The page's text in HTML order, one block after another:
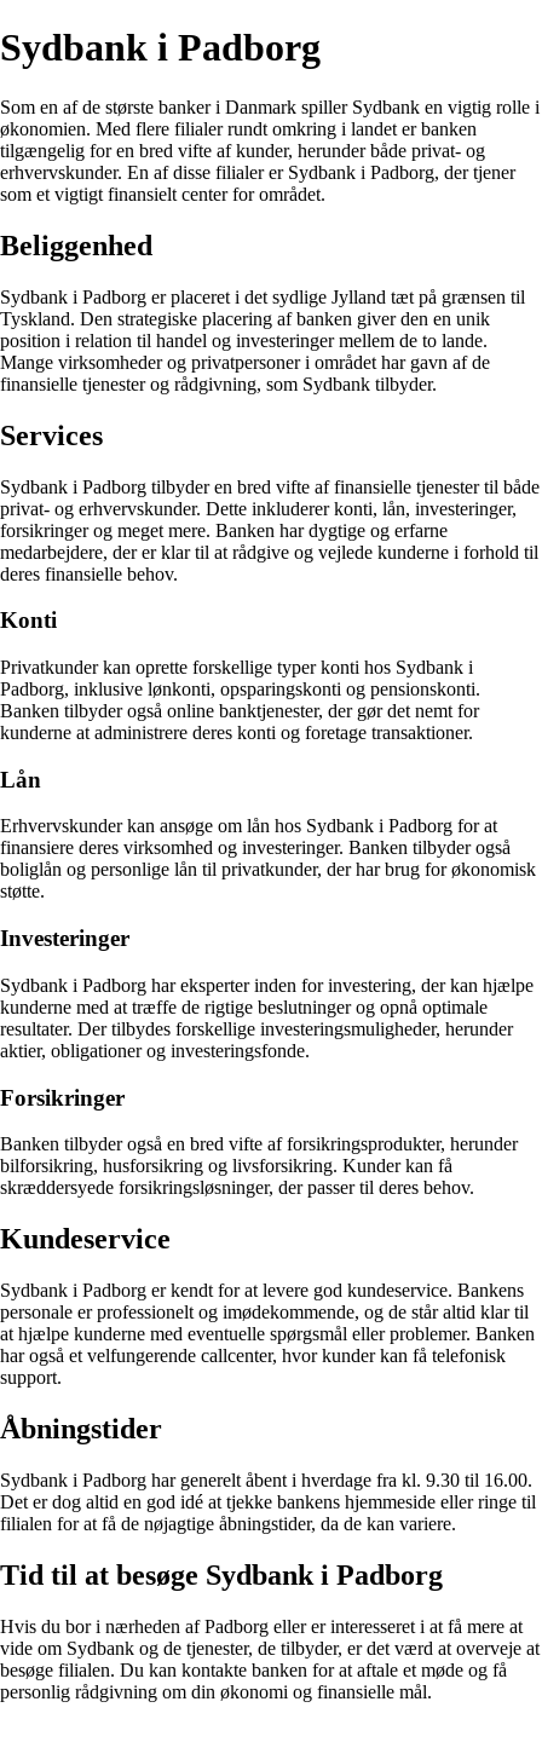
Sydbank i Padborg
Som en af de største banker i Danmark spiller Sydbank en vigtig rolle i
økonomien. Med flere filialer rundt omkring i landet er banken
tilgængelig for en bred vifte af kunder, herunder både privat- og
erhvervskunder. En af disse filialer er Sydbank i Padborg, der tjener
som et vigtigt finansielt center for området.
Beliggenhed
Sydbank i Padborg er placeret i det sydlige Jylland tæt på grænsen til
Tyskland. Den strategiske placering af banken giver den en unik
position i relation til handel og investeringer mellem de to lande.
Mange virksomheder og privatpersoner i området har gavn af de
finansielle tjenester og rådgivning, som Sydbank tilbyder.
Services
Sydbank i Padborg tilbyder en bred vifte af finansielle tjenester til både
privat- og erhvervskunder. Dette inkluderer konti, lån, investeringer,
forsikringer og meget mere. Banken har dygtige og erfarne
medarbejdere, der er klar til at rådgive og vejlede kunderne i forhold til
deres finansielle behov.
Konti
Privatkunder kan oprette forskellige typer konti hos Sydbank i
Padborg, inklusive lønkonti, opsparingskonti og pensionskonti.
Banken tilbyder også online banktjenester, der gør det nemt for
kunderne at administrere deres konti og foretage transaktioner.
Lån
Erhvervskunder kan ansøge om lån hos Sydbank i Padborg for at
finansiere deres virksomhed og investeringer. Banken tilbyder også
boliglån og personlige lån til privatkunder, der har brug for økonomisk
støtte.
Investeringer
Sydbank i Padborg har eksperter inden for investering, der kan hjælpe
kunderne med at træffe de rigtige beslutninger og opnå optimale
resultater. Der tilbydes forskellige investeringsmuligheder, herunder
aktier, obligationer og investeringsfonde.
Forsikringer
Banken tilbyder også en bred vifte af forsikringsprodukter, herunder
bilforsikring, husforsikring og livsforsikring. Kunder kan få
skræddersyede forsikringsløsninger, der passer til deres behov.
Kundeservice
Sydbank i Padborg er kendt for at levere god kundeservice. Bankens
personale er professionelt og imødekommende, og de står altid klar til
at hjælpe kunderne med eventuelle spørgsmål eller problemer. Banken
har også et velfungerende callcenter, hvor kunder kan få telefonisk
support.
Åbningstider
Sydbank i Padborg har generelt åbent i hverdage fra kl. 9.30 til 16.00.
Det er dog altid en god idé at tjekke bankens hjemmeside eller ringe til
filialen for at få de nøjagtige åbningstider, da de kan variere.
Tid til at besøge Sydbank i Padborg
Hvis du bor i nærheden af Padborg eller er interesseret i at få mere at
vide om Sydbank og de tjenester, de tilbyder, er det værd at overveje at
besøge filialen. Du kan kontakte banken for at aftale et møde og få
personlig rådgivning om din økonomi og finansielle mål.